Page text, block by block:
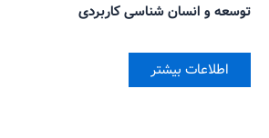
توسعه و انسان شناسی کاربردی
اطلاعات بیشتر